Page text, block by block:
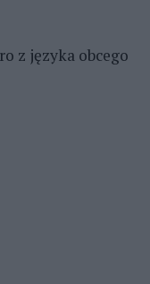
z języka obcego